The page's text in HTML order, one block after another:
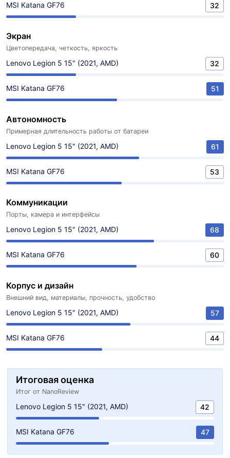
MSI Katana GF76 32
Экран
Цветопередача, четкость, яркость
Lenovo Legion 5 15" (2021, AMD) 32
MSI Katana GF76 51
Автономность
Примерная длительность работы от батареи
Lenovo Legion 5 15" (2021, AMD) 61
MSI Katana GF76 53
Коммуникации
Порты, камера и интерфейсы
Lenovo Legion 5 15" (2021, AMD) 68
MSI Katana GF76 60
Корпус и дизайн
Внешний вид, материалы, прочность, удобство
Lenovo Legion 5 15" (2021, AMD) 57
MSI Katana GF76 44
Итоговая оценка
Итог от NanoReview
Lenovo Legion 5 15" (2021, AMD) 42
MSI Katana GF76 47